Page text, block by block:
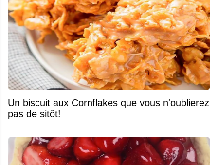
Un biscuit aux Cornflakes que vous n'oublierez
pas de sitôt!